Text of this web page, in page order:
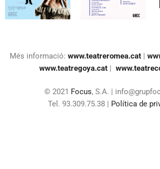
Més informació: www.teatreromea.cat|
www.teatregoya.cat|
© 2021 Focus, S.A. |
Tel. 93.309.75.38 | Política de